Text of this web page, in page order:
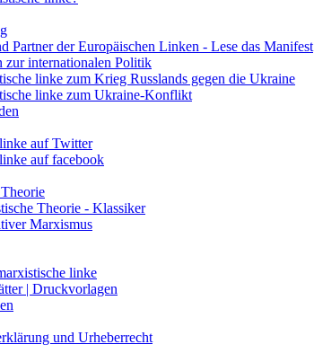
Partner der Europäischen Linken - Lese das Manifest
zur internationalen Politik
linke zum Krieg Russlands gegen die Ukraine
linke zum Ukraine-Konflikt
auf Twitter
auf facebook
Theorie - Klassiker
Marxismus
linke
| Druckvorlagen
und Urheberrecht